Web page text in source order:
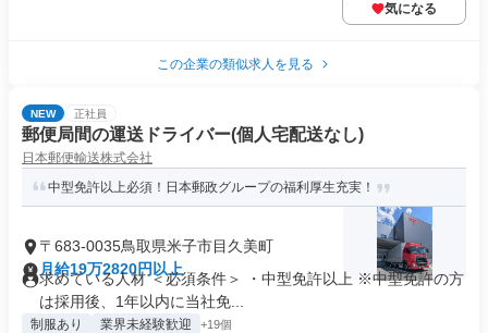
気になる
この企業の類似求人を見る
NEW 正社員
郵便局間の運送ドライバー(個人宅配送なし)
日本郵便輸送株式会社
中型免許以上必須！日本郵政グループの福利厚生充実！
〒683-0035鳥取県米子市目久美町
月給19万2820円以上
求めている人材 ＜必須条件＞ ・中型免許以上 ※中型免許の方
は採用後、1年以内に当社免...
制服あり 業界未経験歓迎 +19個